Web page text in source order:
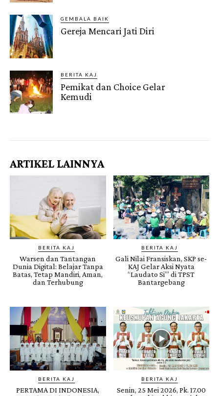
GEMBALA BAIK
Gereja Mencari Jati Diri
BERITA KAJ
Pemikat dan Choice Gelar
Kemudi
Gendis.ID
ARTIKEL LAINNYA
BERITA KAJ
Warsen dan Tantangan
Dunia Digital: Belajar Tanpa
Batas, Tetap Mandiri, Aman,
dan Terhubung
BERITA KAJ
Gali Nilai Fransiskan, SKP se-
KAJ Gelar Aksi Nyata
“Laudato Si’” di TPST
Bantargebang
BERITA KAJ
PERTAMA DI INDONESIA,
BERITA KAJ
Senin, 25 Mei 2026, Pk. 17.00